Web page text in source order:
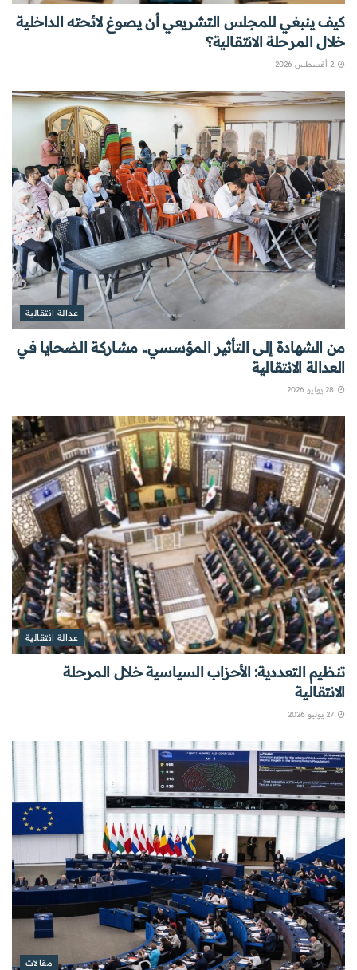
كيف ينبغي للمجلس التشريعي أن يصوغ لائحته الداخلية
خلال المرحلة الانتقالية؟
عدالة انتقالية
من الشهادة إلى التأثير المؤسسي.. مشاركة الضحايا في
العدالة الانتقالية
عدالة انتقالية
تنظيم التعددية: الأحزاب السياسية خلال المرحلة
الانتقالية
مقالات